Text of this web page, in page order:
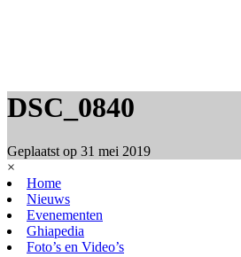
DSC_0840
Geplaatst op 31 mei 2019
×
Home
Nieuws
Evenementen
Ghiapedia
Foto’s en Video’s